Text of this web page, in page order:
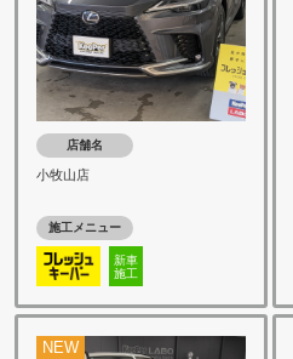
店舗名
小牧山店
施工メニュー
新車
施工
NEW